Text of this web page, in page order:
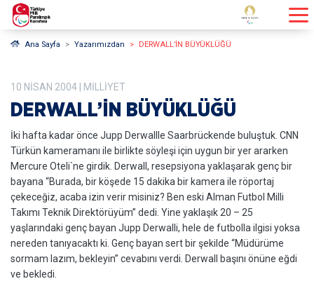
Ana Sayfa Yazarımızdan DERWALL’İN BÜYÜKLÜĞÜ
10 NISAN 2004 | MILLIYET
DERWALL’İN BÜYÜKLÜĞÜ
İki hafta kadar önce Jupp Derwallle Saarbrückende buluştuk. CNN
Türkün kameramanı ile birlikte söyleşi için uygun bir yer ararken
Mercure Oteli`ne girdik. Derwall, resepsiyona yaklaşarak genç bir
bayana “Burada, bir köşede 15 dakika bir kamera ile röportaj
çekeceğiz, acaba izin verir misiniz? Ben eski Alman Futbol Milli
Takımı Teknik Direktörüyüm” dedi. Yine yaklaşık 20 – 25
yaşlarındaki genç bayan Jupp Derwalli, hele de futbolla ilgisi yoksa
nereden tanıyacaktı ki. Genç bayan sert bir şekilde “Müdürüme
sormam lazım, bekleyin” cevabını verdi. Derwall başını önüne eğdi
ve bekledi.